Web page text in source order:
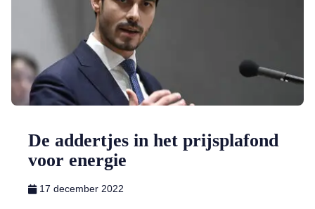
De addertjes in het prijsplafond
voor energie
17 december 2022